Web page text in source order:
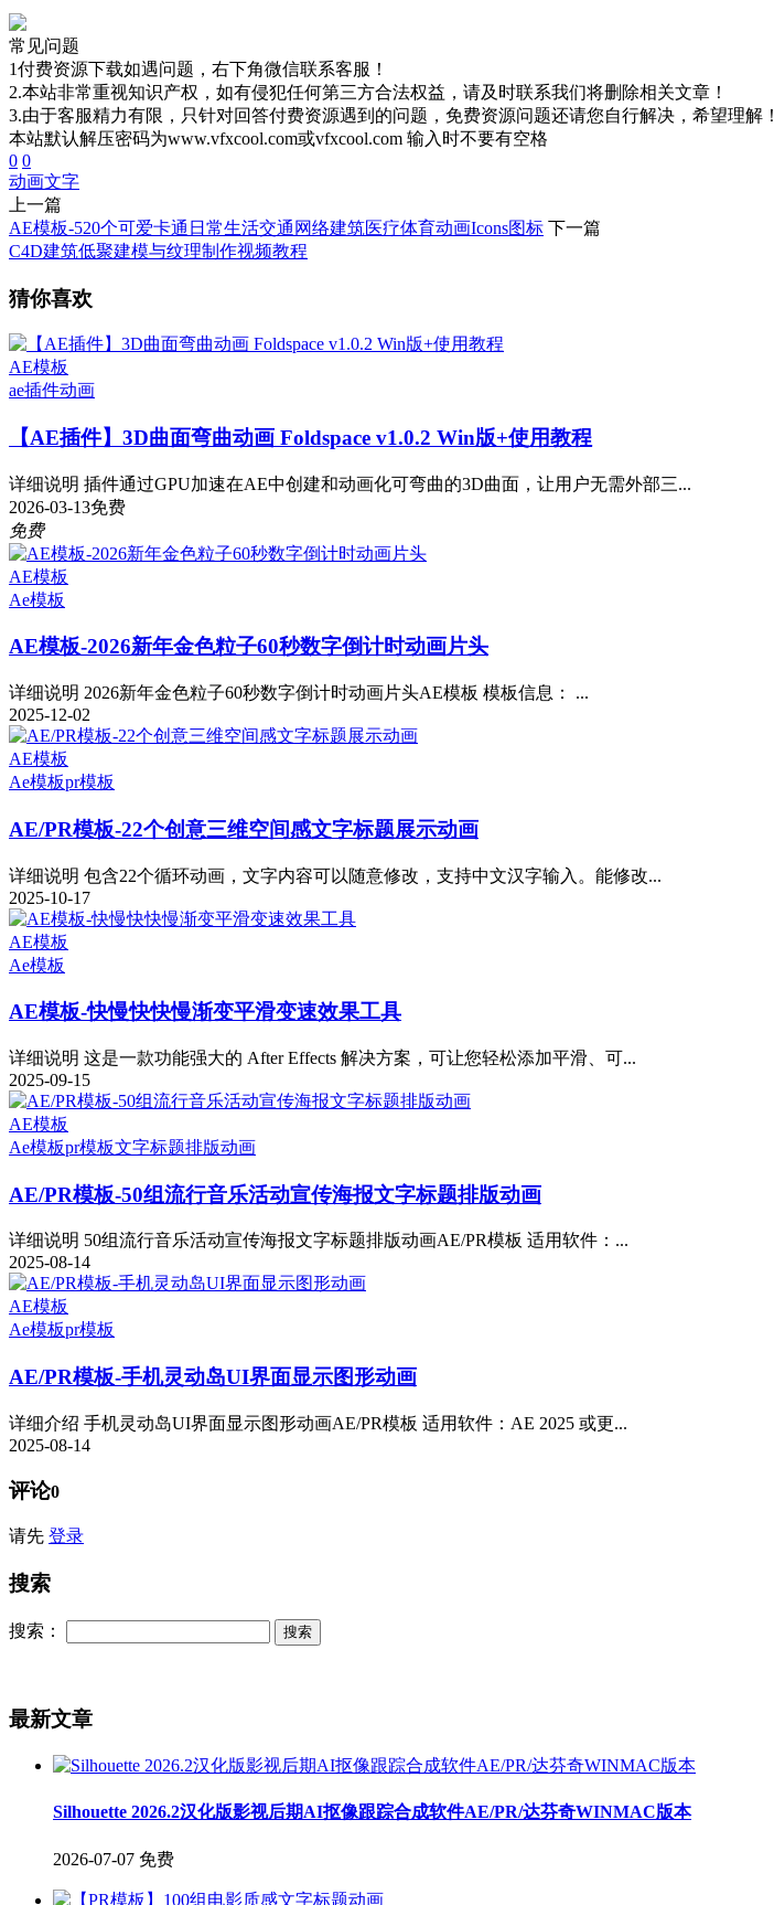
常见问题
1付费资源下载如遇问题，右下角微信联系客服！
2.本站非常重视知识产权，如有侵犯任何第三方合法权益，请及时联系我们将删除相关文章！
3.由于客服精力有限，只针对回答付费资源遇到的问题，免费资源问题还请您自行解决，希望理解！
本站默认解压密码为www.vfxcool.com或vfxcool.com 输入时不要有空格
0 0
动画文字
上一篇
AE模板-520个可爱卡通日常生活交通网络建筑医疗体育动画Icons图标 下一篇
C4D建筑低聚建模与纹理制作视频教程
猜你喜欢
AE模板
ae插件动画
【AE插件】3D曲面弯曲动画 Foldspace v1.0.2 Win版+使用教程
详细说明 插件通过GPU加速在AE中创建和动画化可弯曲的3D曲面，让用户无需外部三...
2026-03-13免费
免费
AE模板
Ae模板
AE模板-2026新年金色粒子60秒数字倒计时动画片头
详细说明 2026新年金色粒子60秒数字倒计时动画片头AE模板 模板信息： ...
2025-12-02
AE模板
Ae模板pr模板
AE/PR模板-22个创意三维空间感文字标题展示动画
详细说明 包含22个循环动画，文字内容可以随意修改，支持中文汉字输入。能修改...
2025-10-17
AE模板
Ae模板
AE模板-快慢快快慢渐变平滑变速效果工具
详细说明 这是一款功能强大的 After Effects 解决方案，可让您轻松添加平滑、可...
2025-09-15
AE模板
Ae模板pr模板文字标题排版动画
AE/PR模板-50组流行音乐活动宣传海报文字标题排版动画
详细说明 50组流行音乐活动宣传海报文字标题排版动画AE/PR模板 适用软件：...
2025-08-14
AE模板
Ae模板pr模板
AE/PR模板-手机灵动岛UI界面显示图形动画
详细介绍 手机灵动岛UI界面显示图形动画AE/PR模板 适用软件：AE 2025 或更...
2025-08-14
评论0
请先 登录
搜索
搜索：
最新文章
Silhouette 2026.2汉化版影视后期AI抠像跟踪合成软件AE/PR/达芬奇WINMAC版本
2026-07-07 免费